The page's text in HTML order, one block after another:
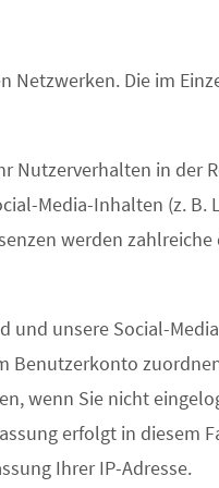
Die im
Nutzerverhalten in der
Media-Inhalten (z.
werden
unsere Social-
Benutzerkonto
wenn Sie nicht
erfolgt in diesem
Ihrer IP-Adresse.